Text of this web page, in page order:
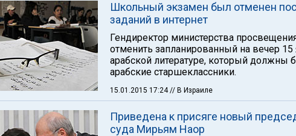
Школьный экзамен был отменен
заданий в интернет
Гендиректор министерства
отменить запланированный на вечер
арабской литературе, который должны
арабские старшеклассники.
15.01.2015 17:24// В Израиле
Приведена к присяге новый
суда Мирьям Наор